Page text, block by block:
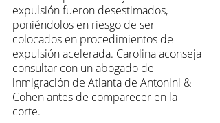
expulsión fueron desestimados,
poniéndolos en riesgo de ser
colocados en procedimientos de
expulsión acelerada. Carolina aconseja
consultar con un abogado de
inmigración de Atlanta de Antonini &
Cohen antes de comparecer en la
corte.